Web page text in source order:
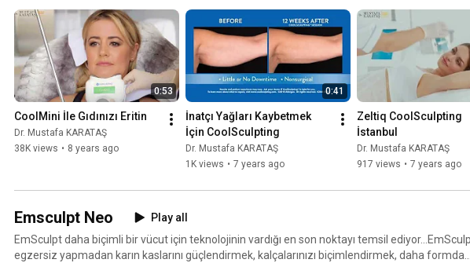
tedavi tüm dünyada vücutları biçimlendirmede, bölgesel fazlalıkları gidermekte başarıyla
uygulanıyor. 7 milyondan fazla CoolSculpting tedavisi başarıyla tamamlandı. CoolSculpting bir kilo
verme yöntemi değildir ve sağlıklı beslenmenin, aktif bir yaşam tarzının yerini alamaz.
0:53
CoolMini İle Gıdınızı Eritin
Dr. Mustafa KARATAŞ
38K views • 8 years ago
0:41
İnatçı Yağları Kaybetmek
İçin CoolSculpting
Dr. Mustafa KARATAŞ
1K views • 7 years ago
Zeltiq CoolSculpting
İstanbul
Dr. Mustafa KARATAŞ
917 views • 7 years ago
Emsculpt Neo
Play all
EmSculpt daha biçimli bir vücut için teknolojinin vardığı en son noktayı temsil
egzersiz yapmadan karın kaslarını güçlendirmek, kalçalarınızı biçimlendirmek, daha formda